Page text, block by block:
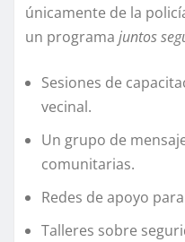
únicamente de la
un programa juntos
Sesiones de
vecinal.
Un grupo de
comunitarias.
Redes de apoyo
Talleres sobre